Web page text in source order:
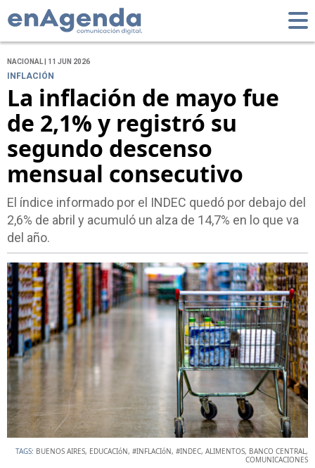
NACIONAL | 11 JUN 2026
INFLACIÓN
La inflación de mayo fue
de 2,1% y registró su
segundo descenso
mensual consecutivo
El índice informado por el INDEC quedó por debajo del
2,6% de abril y acumuló un alza de 14,7% en lo que va
del año.
TAGS: BUENOS AIRES, EDUCACIóN, #INFLACIóN, #INDEC, ALIMENTOS, BANCO CENTRAL,
COMUNICACIONES